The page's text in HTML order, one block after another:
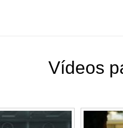
Vídeos